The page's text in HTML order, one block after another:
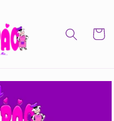
Carrito